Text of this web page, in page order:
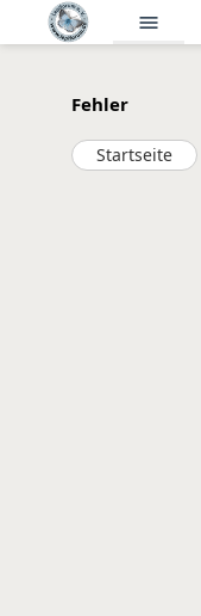
menu
Fehler
Startseite